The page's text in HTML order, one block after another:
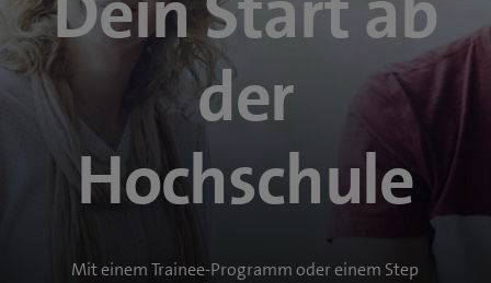
der
Hochschule
Mit einem Trainee-Programm oder einem Step